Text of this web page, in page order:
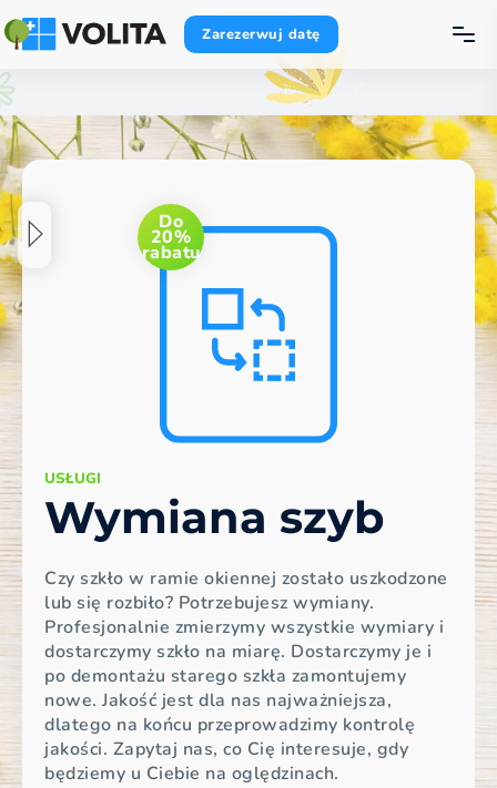
Zarezerwuj datę
Do
20%
rabatu
USŁUGI
Wymiana szyb
Czy szkło w ramie okiennej zostało uszkodzone
lub się rozbiło? Potrzebujesz wymiany.
Profesjonalnie zmierzymy wszystkie wymiary i
dostarczymy szkło na miarę. Dostarczymy je i
po demontażu starego szkła zamontujemy
nowe. Jakość jest dla nas najważniejsza,
dlatego na końcu przeprowadzimy kontrolę
jakości. Zapytaj nas, co Cię interesuje, gdy
będziemy u Ciebie na oględzinach.